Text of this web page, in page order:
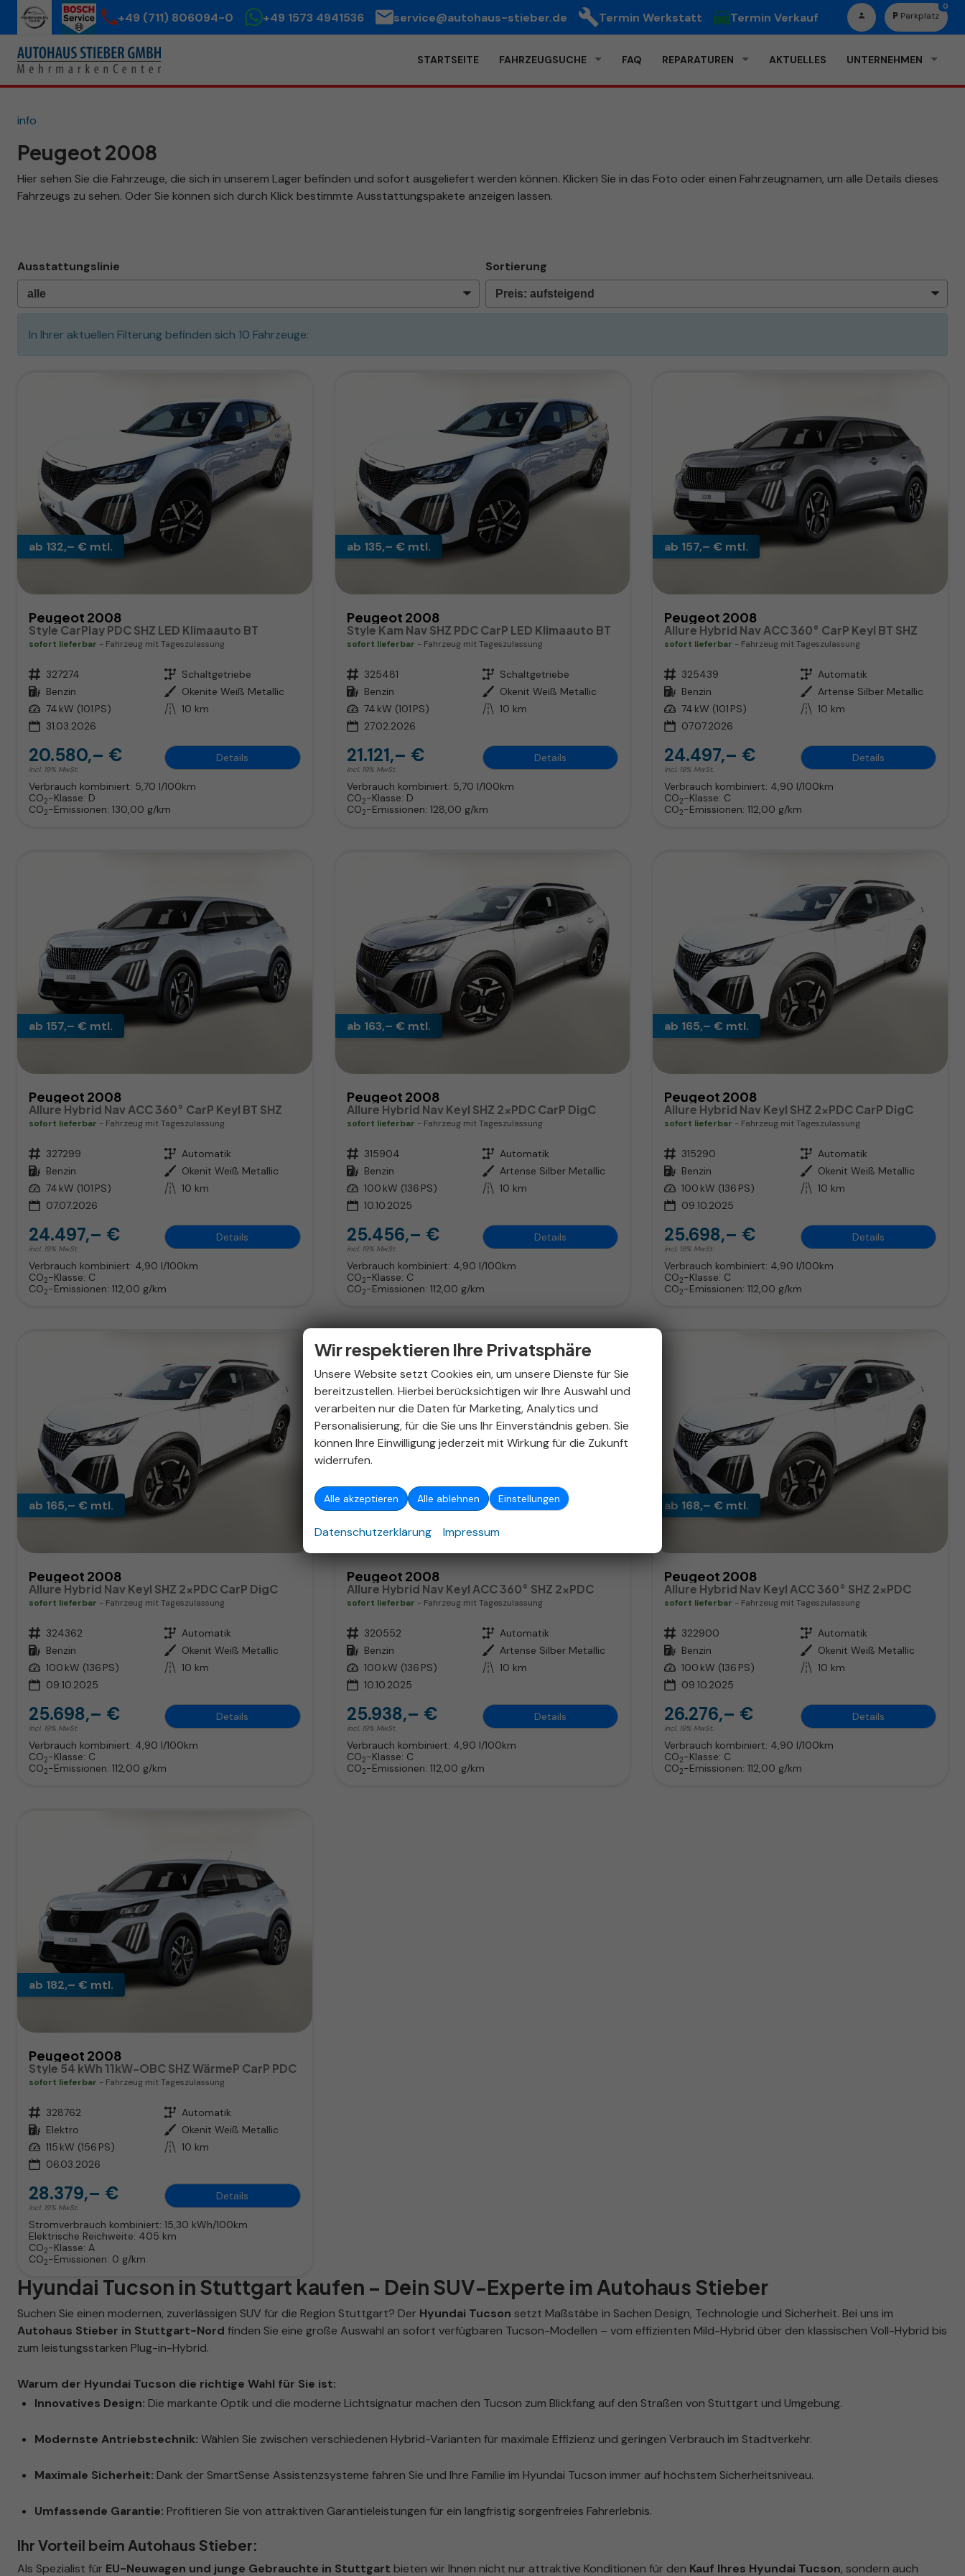
+49 (711) 806094-0 +49 1573 4941536 service@autohaus-stieber.de Termin Werkstatt Termin Verkauf Parkplatz
0
STARTSEITE FAHRZEUGSUCHE FAQ REPARATUREN AKTUELLES UNTERNEHMEN
info
Peugeot 2008
Hier sehen Sie die Fahrzeuge, die sich in unserem Lager befinden und sofort ausgeliefert werden können. Klicken Sie in das Foto oder einen Fahrzeugnamen, um alle Details dieses
Fahrzeugs zu sehen. Oder Sie können sich durch Klick bestimmte Ausstattungspakete anzeigen lassen.
Ausstattungslinie Sortierung
In Ihrer aktuellen Filterung befinden sich 10 Fahrzeuge:
ab 132,– € mtl.
Peugeot 2008
Style CarPlay PDC SHZ LED Klimaauto BT
sofort lieferbar Fahrzeug mit Tageszulassung
Fahrzeugnr. 327274 Getriebe Schaltgetriebe
Kraftstoff Benzin Außenfarbe Okenite Weiß Metallic
Leistung 74 kW (101 PS) Kilometerstand 10 km
31.03.2026
20.580,– €
incl. 19% MwSt.
Details
Verbrauch kombiniert: 5,70 l/100km
CO2-Klasse: D
CO2-Emissionen: 130,00 g/km
ab 135,– € mtl.
Peugeot 2008
Style Kam Nav SHZ PDC CarP LED Klimaauto BT
sofort lieferbar Fahrzeug mit Tageszulassung
Fahrzeugnr. 325481 Getriebe Schaltgetriebe
Kraftstoff Benzin Außenfarbe Okenit Weiß Metallic
Leistung 74 kW (101 PS) Kilometerstand 10 km
27.02.2026
21.121,– €
incl. 19% MwSt.
Details
Verbrauch kombiniert: 5,70 l/100km
CO2-Klasse: D
CO2-Emissionen: 128,00 g/km
ab 157,– € mtl.
Peugeot 2008
Allure Hybrid Nav ACC 360° CarP Keyl BT SHZ
sofort lieferbar Fahrzeug mit Tageszulassung
Fahrzeugnr. 325439 Getriebe Automatik
Kraftstoff Benzin Außenfarbe Artense Silber Metallic
Leistung 74 kW (101 PS) Kilometerstand 10 km
07.07.2026
24.497,– €
incl. 19% MwSt.
Details
Verbrauch kombiniert: 4,90 l/100km
CO2-Klasse: C
CO2-Emissionen:112,00 g/km
ab 157,– € mtl.
Peugeot 2008
Allure Hybrid Nav ACC 360° CarP Keyl BT SHZ
sofort lieferbar Fahrzeug mit Tageszulassung
Fahrzeugnr. 327299 Getriebe Automatik
Kraftstoff Benzin Außenfarbe Okenit Weiß Metallic
Leistung 74 kW (101 PS) Kilometerstand 10 km
07.07.2026
24.497,– €
incl. 19% MwSt.
Details
Verbrauch kombiniert: 4,90 l/100km
CO2-Klasse: C
CO2-Emissionen: 112,00 g/km
ab 163,– € mtl.
Peugeot 2008
Allure Hybrid Nav Keyl SHZ 2xPDC CarP DigC
sofort lieferbar Fahrzeug mit Tageszulassung
Fahrzeugnr. 315904 Getriebe Automatik
Kraftstoff Benzin Außenfarbe Artense Silber Metallic
Leistung 100 kW (136 PS) Kilometerstand 10 km
10.10.2025
25.456,– €
incl. 19% MwSt.
Details
Verbrauch kombiniert: 4,90 l/100km
CO2-Klasse: C
CO2-Emissionen: 112,00 g/km
ab 165,– € mtl.
Peugeot 2008
Allure Hybrid Nav Keyl SHZ 2xPDC CarP DigC
sofort lieferbar Fahrzeug mit Tageszulassung
Fahrzeugnr. 315290 Getriebe Automatik
Kraftstoff Benzin Außenfarbe Okenit Weiß Metallic
Leistung 100 kW (136 PS) Kilometerstand 10 km
09.10.2025
25.698,– €
incl. 19% MwSt.
Details
Verbrauch kombiniert: 4,90 l/100km
CO2-Klasse: C
CO2-Emissionen:112,00 g/km
ab 165,– € mtl.
Peugeot 2008
Allure Hybrid Nav Keyl SHZ 2xPDC CarP DigC
sofort lieferbar Fahrzeug mit Tageszulassung
Fahrzeugnr. 324362 Getriebe Automatik
Kraftstoff Benzin Außenfarbe Okenit Weiß Metallic
Leistung 100 kW (136 PS) Kilometerstand 10 km
09.10.2025
25.698,– €
incl. 19% MwSt.
Details
Verbrauch kombiniert: 4,90 l/100km
CO2-Klasse: C
CO2-Emissionen: 112,00 g/km
ab 166,– € mtl.
Peugeot 2008
Allure Hybrid Nav Keyl ACC 360° SHZ 2xPDC
sofort lieferbar Fahrzeug mit Tageszulassung
Fahrzeugnr. 320552 Getriebe Automatik
Kraftstoff Benzin Außenfarbe Artense Silber Metallic
Leistung 100 kW (136 PS) Kilometerstand 10 km
10.10.2025
25.938,– €
incl. 19% MwSt.
Details
Verbrauch kombiniert: 4,90 l/100km
CO2-Klasse: C
CO2-Emissionen: 112,00 g/km
ab 168,– € mtl.
Peugeot 2008
Allure Hybrid Nav Keyl ACC 360° SHZ 2xPDC
sofort lieferbar Fahrzeug mit Tageszulassung
Fahrzeugnr. 322900 Getriebe Automatik
Kraftstoff Benzin Außenfarbe Okenit Weiß Metallic
Leistung 100 kW (136 PS) Kilometerstand 10 km
09.10.2025
26.276,– €
incl. 19% MwSt.
Details
Verbrauch kombiniert: 4,90 l/100km
CO2-Klasse: C
CO2-Emissionen:112,00 g/km
ab 182,– € mtl.
Peugeot 2008
Style 54 kWh 11kW-OBC SHZ WärmeP CarP PDC
sofort lieferbar Fahrzeug mit Tageszulassung
Fahrzeugnr. 328762 Getriebe Automatik
Kraftstoff Elektro Außenfarbe Okenit Weiß Metallic
Leistung 115 kW (156 PS) Kilometerstand 10 km
06.03.2026
28.379,– €
incl. 19% MwSt.
Details
Stromverbrauch kombiniert: 15,30 kWh/100km
Elektrische Reichweite: 405 km
CO2-Klasse: A
CO2-Emissionen: 0 g/km
Hyundai Tucson in Stuttgart kaufen – Dein SUV-Experte im Autohaus Stieber
Suchen Sie einen modernen, zuverlässigen SUV für die Region Stuttgart? Der Hyundai Tucson setzt Maßstäbe in Sachen Design, Technologie und Sicherheit. Bei uns im
Autohaus Stieber in Stuttgart-Nord finden Sie eine große Auswahl an sofort verfügbaren Tucson-Modellen – vom effizienten Mild-Hybrid über den klassischen Voll-Hybrid bis
zum leistungsstarken Plug-in-Hybrid.
Warum der Hyundai Tucson die richtige Wahl für Sie ist:
Innovatives Design: Die markante Optik und die moderne Lichtsignatur machen den Tucson zum Blickfang auf den Straßen von Stuttgart und Umgebung.
Modernste Antriebstechnik: Wählen Sie zwischen verschiedenen Hybrid-Varianten für maximale Effizienz und geringen Verbrauch im Stadtverkehr.
Maximale Sicherheit: Dank der SmartSense Assistenzsysteme fahren Sie und Ihre Familie im Hyundai Tucson immer auf höchstem Sicherheitsniveau.
Umfassende Garantie: Profitieren Sie von attraktiven Garantieleistungen für ein langfristig sorgenfreies Fahrerlebnis.
Ihr Vorteil beim Autohaus Stieber:
Als Spezialist für EU-Neuwagen und junge Gebrauchte in Stuttgart bieten wir Ihnen nicht nur attraktive Konditionen für den Kauf Ihres Hyundai Tucson, sondern auch
Wir respektieren Ihre Privatsphäre
Unsere Website setzt Cookies ein, um unsere Dienste für Sie
bereitzustellen. Hierbei berücksichtigen wir Ihre Auswahl und
verarbeiten nur die Daten für Marketing, Analytics und
Personalisierung, für die Sie uns Ihr Einverständnis geben. Sie
können Ihre Einwilligung jederzeit mit Wirkung für die Zukunft
widerrufen.
Alle akzeptieren Alle ablehnen Einstellungen
Datenschutzerklärung Impressum